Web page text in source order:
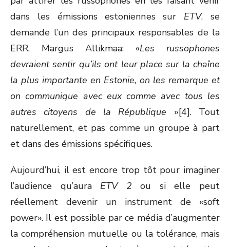
dans les émissions estoniennes sur ETV, se
demande l’un des principaux responsables de la
ERR, Margus Allikmaa: «Les russophones
devraient sentir qu’ils ont leur place sur la chaîne
la plus importante en Estonie, on les remarque et
on communique avec eux comme avec tous les
autres citoyens de la République »[4]. Tout
naturellement, et pas comme un groupe à part
et dans des émissions spécifiques.
Aujourd’hui, il est encore trop tôt pour imaginer
l’audience qu’aura ETV 2 ou si elle peut
réellement devenir un instrument de «soft
power». Il est possible par ce média d’augmenter
la compréhension mutuelle ou la tolérance, mais